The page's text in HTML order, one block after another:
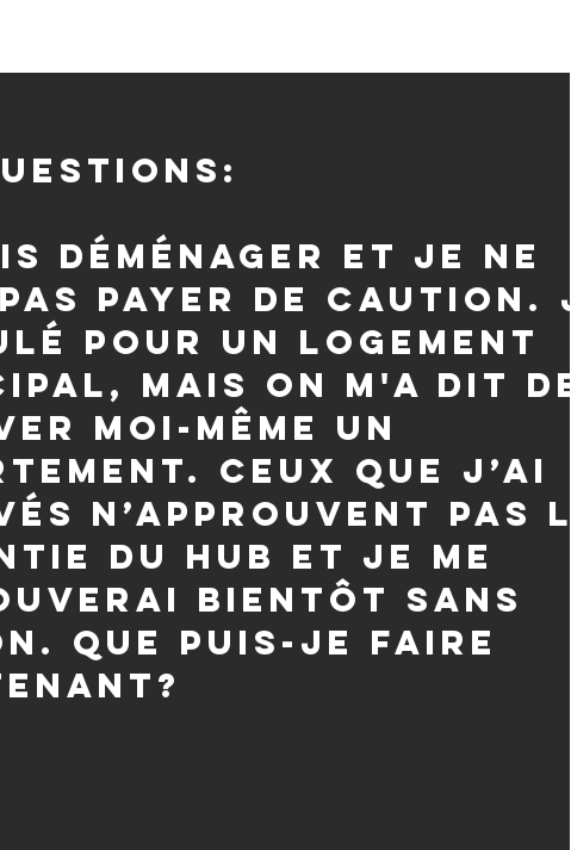
déménager et je ne
payer de caution.
pour un logement
mais on m'a dit
moi-même un
Ceux que j’ai
n’approuvent pas
du hub et je me
bientôt sans
Que puis-je faire